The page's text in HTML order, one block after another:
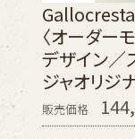
〈オーダー
デザイン／
ジャオリジ
販売価格